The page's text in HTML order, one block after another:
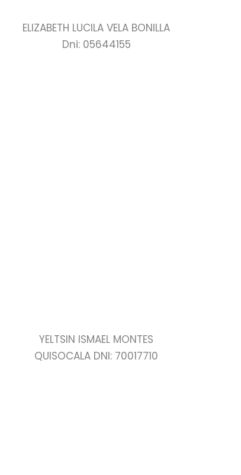
ELIZABETH LUCILA VELA BONILLA
Dni: 05644155
YELTSIN ISMAEL MONTES
QUISOCALA DNI: 70017710